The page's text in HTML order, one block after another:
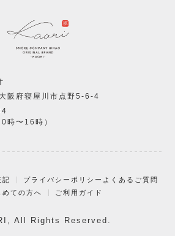
阪府寝屋川市点野5-6-4
時〜16時）
記 プライバシーポリシー よくあるご質問
めての方へ
ご利用ガイド
All Rights Reserved.